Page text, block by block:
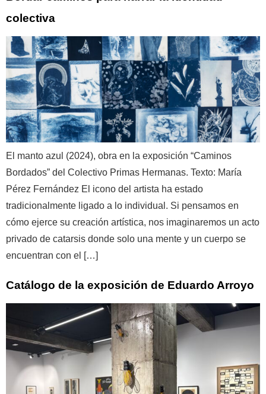
colectiva
El manto azul (2024), obra en la exposición “Caminos
Bordados” del Colectivo Primas Hermanas. Texto: María
Pérez Fernández El icono del artista ha estado
tradicionalmente ligado a lo individual. Si pensamos en
cómo ejerce su creación artística, nos imaginaremos un acto
privado de catarsis donde solo una mente y un cuerpo se
encuentran con el […]
Catálogo de la exposición de Eduardo Arroyo